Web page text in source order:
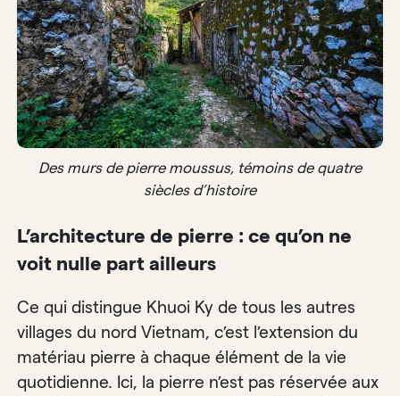
Des murs de pierre moussus, témoins de quatre
siècles d’histoire
L’architecture de pierre : ce qu’on ne
voit nulle part ailleurs
Ce qui distingue Khuoi Ky de tous les autres
villages du nord Vietnam, c’est l’extension du
matériau pierre à chaque élément de la vie
quotidienne. Ici, la pierre n’est pas réservée aux